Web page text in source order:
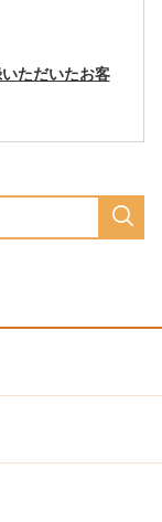
ただいたお客